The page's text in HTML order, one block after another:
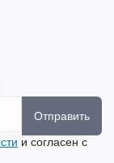
Отправить
и согласен с